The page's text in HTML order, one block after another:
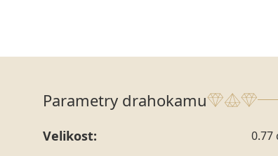
Parametry drahokamu
Velikost: 0.77